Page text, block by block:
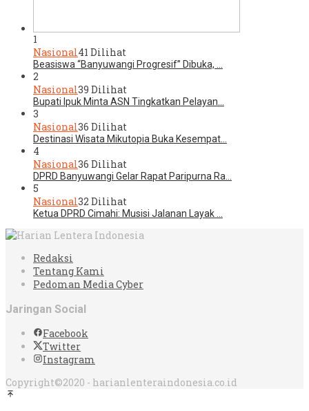
1
Nasional41 Dilihat
Beasiswa “Banyuwangi Progresif” Dibuka, …
2
Nasional39 Dilihat
Bupati Ipuk Minta ASN Tingkatkan Pelayan…
3
Nasional36 Dilihat
Destinasi Wisata Mikutopia Buka Kesempat…
4
Nasional36 Dilihat
DPRD Banyuwangi Gelar Rapat Paripurna Ra…
5
Nasional32 Dilihat
Ketua DPRD Cimahi: Musisi Jalanan Layak …
Redaksi
Tentang Kami
Pedoman Media Cyber
Jaringan Social
Facebook
Twitter
Instagram
Copyright©2020 - harianlenteraindonesia.co.id